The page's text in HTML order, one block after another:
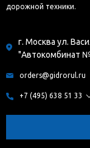
дорожной техники.
г. Москва ул.
"Автокомбинат
orders@gidrorul.ru
+7 (495) 638 51 33